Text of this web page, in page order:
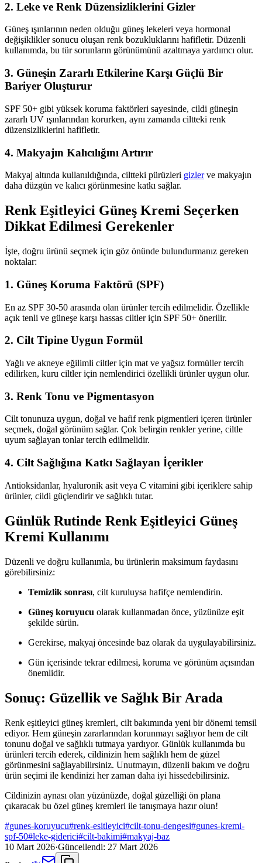
2. Leke ve Renk Düzensizliklerini Gizler
Güneş ışınlarının neden olduğu güneş lekeleri veya hormonal
değişiklikler sonucu oluşan renk bozukluklarını hafifletir. Düzenli
kullanımda, bu tür sorunların görünümünü azaltmaya yardımcı olur.
3. Güneşin Zararlı Etkilerine Karşı Güçlü Bir
Bariyer Oluşturur
SPF 50+ gibi yüksek koruma faktörleri sayesinde, cildi güneşin
zararlı UV ışınlarından korurken, aynı zamanda ciltteki renk
düzensizliklerini hafifletir.
4. Makyajın Kalıcılığını Artırır
Makyaj altında kullanıldığında, ciltteki pürüzleri gizlerve makyajın
daha düzgün ve kalıcı görünmesine katkı sağlar.
Renk Eşitleyici Güneş Kremi Seçerken
Dikkat Edilmesi Gerekenler
İşte, doğru ürünü seçmek için göz önünde bulundurmanız gereken
noktalar:
1. Güneş Koruma Faktörü (SPF)
En az SPF 30-50 arasında olan ürünler tercih edilmelidir. Özellikle
açık tenli ve güneşe karşı hassas ciltler için SPF 50+ önerilir.
2. Cilt Tipine Uygun Formül
Yağlı ve akneye eğilimli ciltler için mat ve yağsız formüller tercih
edilirken, kuru ciltler için nemlendirici özellikli ürünler uygun olur.
3. Renk Tonu ve Pigmentasyon
Cilt tonunuza uygun, doğal ve hafif renk pigmentleri içeren ürünler
seçmek, doğal görünüm sağlar. Çok belirgin renkler yerine, ciltle
uyum sağlayan tonlar tercih edilmelidir.
4. Cilt Sağlığına Katkı Sağlayan İçerikler
Antioksidanlar, hyaluronik asit veya C vitamini gibi içeriklere sahip
ürünler, cildi güçlendirir ve sağlıklı tutar.
Günlük Rutinde Renk Eşitleyici Güneş
Kremi Kullanımı
Düzenli ve doğru kullanımla, bu ürünlerin maksimum faydasını
görebilirsiniz:
Temizlik sonrası, cilt kuruluysa hafifçe nemlendirin.
Güneş koruyucu olarak kullanmadan önce, yüzünüze eşit
şekilde sürün.
Gerekirse, makyaj öncesinde baz olarak da uygulayabilirsiniz.
Gün içerisinde tekrar edilmesi, koruma ve görünüm açısından
önemlidir.
Sonuç: Güzellik ve Sağlık Bir Arada
Renk eşitleyici güneş kremleri, cilt bakımında yeni bir dönemi temsil
ediyor. Hem güneşin zararlarından korunmayı sağlıyor hem de cilt
tonunu doğal ve sağlıklı tutmaya yardıyor. Günlük kullanımda bu
ürünleri tercih ederek, cildinizin hem sağlıklı hem de güzel
görünmesini sağlayabilirsiniz. Unutmayın, düzenli bakım ve doğru
ürün seçimi ile kendinizi her zaman daha iyi hissedebilirsiniz.
Cildinizin aynası olan yüzünüzde, doğal güzelliği ön plana
çıkaracak bu özel güneş kremleri ile tanışmaya hazır olun!
#gunes-koruyucu#renk-esitleyici#cilt-tonu-dengesi#gunes-kremi-
spf-50#leke-giderici#cilt-bakimi#makyaj-baz
10 Mart 2026·Güncellendi: 27 Mart 2026